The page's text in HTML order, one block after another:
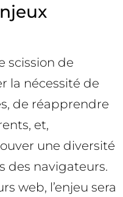
scission de
la nécessité de
de réapprendre
et,
une diversité
des navigateurs.
web, l’enjeu sera